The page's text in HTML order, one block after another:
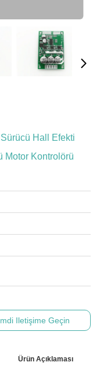
Hall Efekti
Motor Kontrolörü
Iletişime Geçin
Ürün Açıklaması